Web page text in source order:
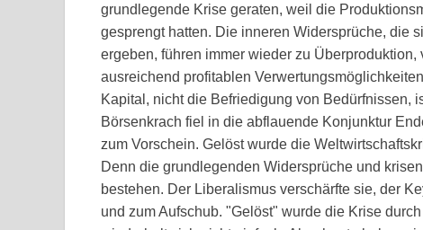
grundlegende Krise geraten, weil die
gesprengt hatten. Die inneren Widersprüche, die
ergeben, führen immer wieder zu
ausreichend profitablen
Kapital, nicht die Befriedigung von Bedürfnissen,
Börsenkrach fiel in die abflauende Konjunktur
zum Vorschein. Gelöst wurde die
Denn die grundlegenden Widersprüche und
bestehen. Der Liberalismus verschärfte sie, der
und zum Aufschub. "Gelöst" wurde die Krise